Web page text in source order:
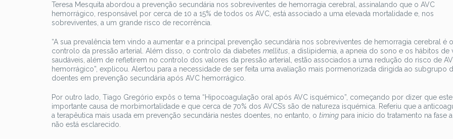
Teresa Mesquita abordou a prevenção secundária nos sobreviventes de hemorragia cerebral, assinalando que o AVC
hemorrágico, responsável por cerca de 10 a 15% de todos os AVC, está associado a uma elevada mortalidade e, nos
sobreviventes, a um grande risco de recorrência.
“A sua prevalência tem vindo a aumentar e a principal prevenção secundária nos sobreviventes de hemorragia cerebral é o
controlo da pressão arterial. Além disso, o controlo da diabetes mellitus , a dislipidemia, a apneia do sono e os hábitos de
saudáveis, além de refletirem no controlo dos valores da pressão arterial, estão associados a uma redução do risco de
hemorrágico”, explicou. Alertou para a necessidade de ser feita uma avaliação mais pormenorizada dirigida ao subgrupo
doentes em prevenção secundária após AVC hemorrágico.
Por outro lado, Tiago Gregório expôs o tema “Hipocoagulação oral após AVC isquémico”, começando por dizer que
importante causa de morbimortalidade e que cerca de 70% dos AVCS’s são de natureza isquémica. Referiu que a
a terapêutica mais usada em prevenção secundária nestes doentes, no entanto, o timing para início do tratamento na fase
não está esclarecido.